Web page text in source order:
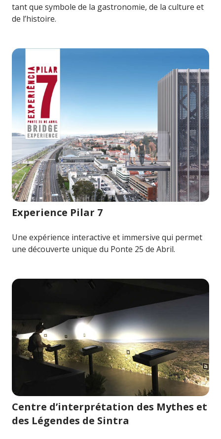
tant que symbole de la gastronomie, de la culture et
de l’histoire.
Image pour Experience Pilar 7
Experience Pilar 7
Une expérience interactive et immersive qui permet
une découverte unique du Ponte 25 de Abril.
Image pour Centre d’interprétation des Mythes et des
Centre d’interprétation des Mythes et
des Légendes de Sintra